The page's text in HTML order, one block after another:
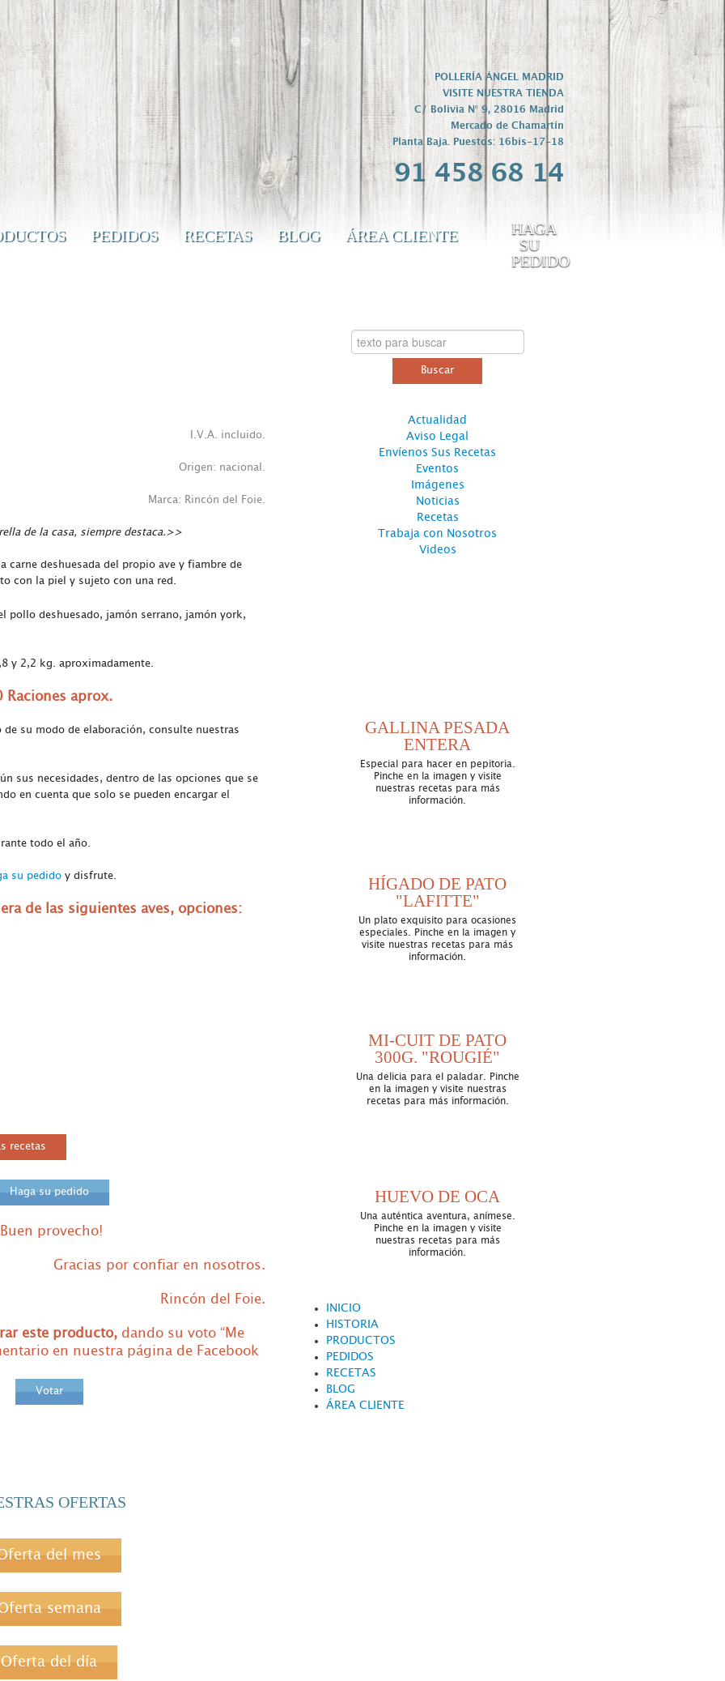
POLLERÍA ÁNGEL MADRID
VISITE NUESTRA TIENDA
C/ Bolivia Nº 9, 28016 Madrid
Mercado de Chamartín
Planta Baja. Puestos: 16bis-17-18
91 458 68 14
PEDIDOS RECETAS BLOG ÁREA CLIENTE
HAGA
SU
PEDIDO
I.V.A. incluido.
Origen: nacional.
Marca: Rincón del Foie.
de la casa, siempre destaca.>>
carne deshuesada del propio ave y fiambre de
con la piel y sujeto con una red.
pollo deshuesado, jamón serrano, jamón york,
y 2,2 kg. aproximadamente.
Raciones aprox.
de su modo de elaboración, consulte nuestras
sus necesidades, dentro de las opciones que se
en cuenta que solo se pueden encargar el
todo el año.
su pedidoy disfrute.
de las siguientes aves, opciones:
recetas
Haga su pedido
provecho!
Gracias por confiar en nosotros.
Rincón del Foie.
este producto, dando su voto “Me
en nuestra página de Facebook
Votar
OFERTAS
del mes
semana
Oferta del día
Actualidad
Aviso Legal
Envíenos Sus Recetas
Eventos
Imágenes
Noticias
Recetas
Trabaja con Nosotros
Videos
GALLINA PESADA
ENTERA
Especial para hacer en pepitoria.
Pinche en la imagen y visite
nuestras recetas para más
información.
HÍGADO DE PATO
"LAFITTE"
Un plato exquisito para ocasiones
especiales. Pinche en la imagen y
visite nuestras recetas para más
información.
MI-CUIT DE PATO
300G. "ROUGIÉ"
Una delicia para el paladar. Pinche
en la imagen y visite nuestras
recetas para más información.
HUEVO DE OCA
Una auténtica aventura, anímese.
Pinche en la imagen y visite
nuestras recetas para más
información.
INICIO
HISTORIA
PRODUCTOS
PEDIDOS
RECETAS
BLOG
ÁREA CLIENTE